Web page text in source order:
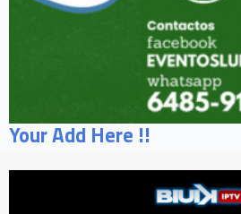
Your Add Here !!